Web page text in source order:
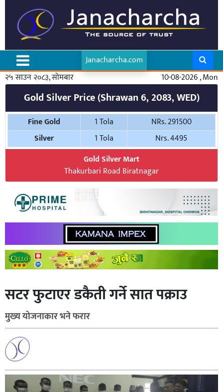
Janacharcha.com
२५ साउन २०८३, सोमबार
10-08-2026 , Mon
Gold Silver Price (Shrawan 6, 2083, WED)
Fine Gold 1 Tola
NRs. 291500
Silver
1 Tola
Nrs. 4495
Gold Silver Mart
Thakurbari Road Biratnagar
सटर फुटाएर डकैती गर्ने सात पक्राउ
मुख्य योजनाकार भने फरार